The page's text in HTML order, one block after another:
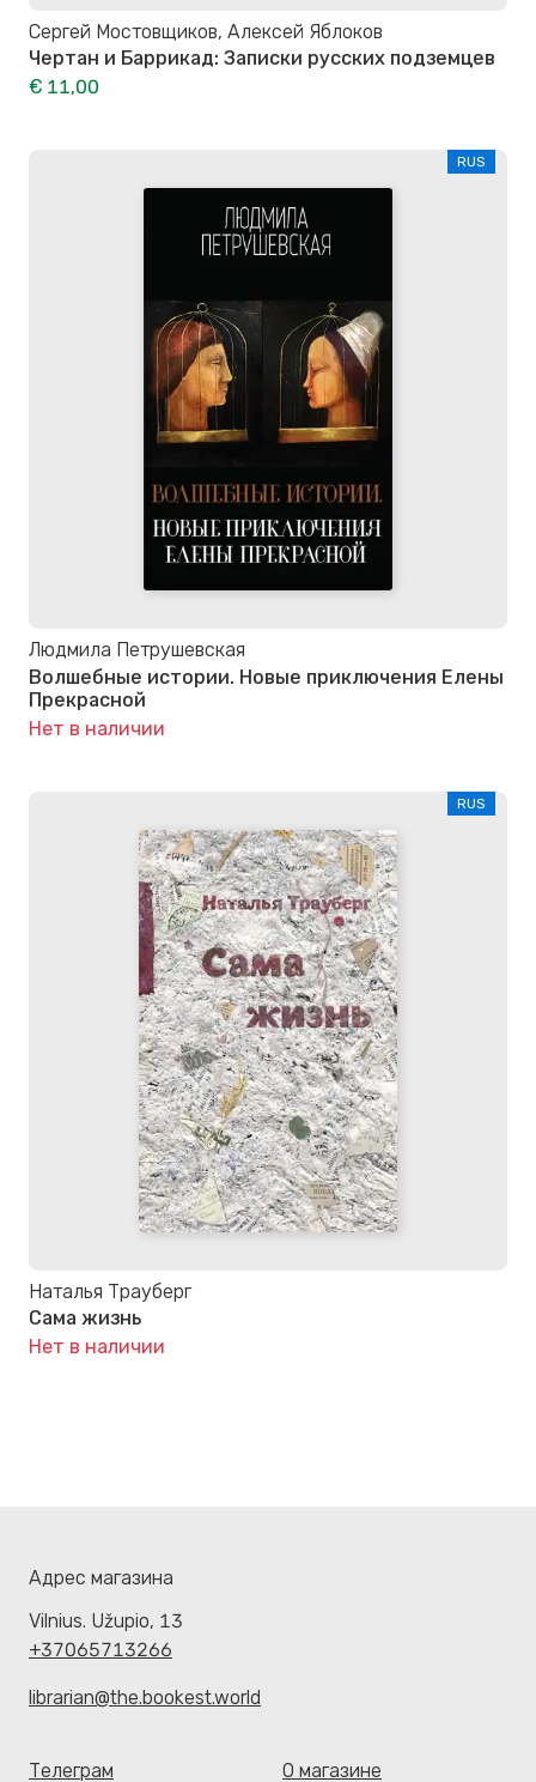
Сергей Мостовщиков, Алексей Яблоков
Чертан и Баррикад: Записки русских подземцев
€ 11,00
RUS
Людмила Петрушевская
Волшебные истории. Новые приключения Елены
Прекрасной
Нет в наличии
RUS
Наталья Трауберг
Сама жизнь
Нет в наличии
Адрес магазина
Vilnius. Užupio, 13
+37065713266
librarian@the.bookest.world
Телеграм О магазине